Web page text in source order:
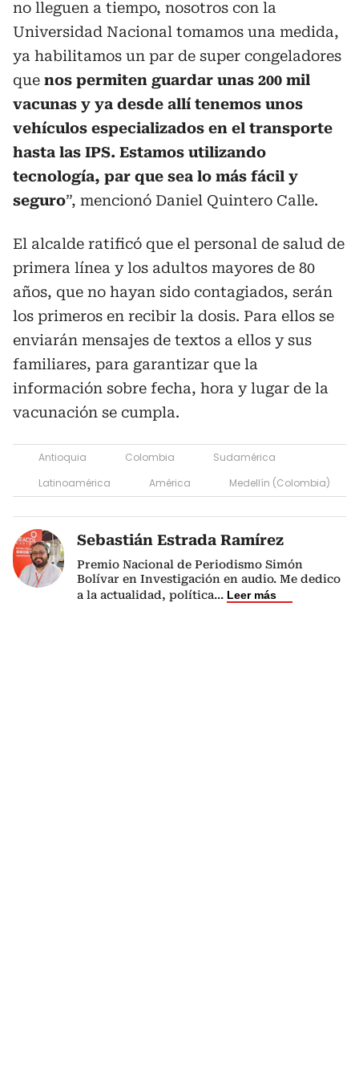
no lleguen a tiempo, nosotros con la
Universidad Nacional tomamos una medida,
ya habilitamos un par de super congeladores
que nos permiten guardar unas 200 mil
vacunas y ya desde allí tenemos unos
vehículos especializados en el transporte
hasta las IPS. Estamos utilizando
tecnología, par que sea lo más fácil y
seguro”, mencionó Daniel Quintero Calle.
El alcalde ratificó que el personal de salud de
primera línea y los adultos mayores de 80
años, que no hayan sido contagiados, serán
los primeros en recibir la dosis. Para ellos se
enviarán mensajes de textos a ellos y sus
familiares, para garantizar que la
información sobre fecha, hora y lugar de la
vacunación se cumpla.
Antioquia Colombia
Sudamérica
Latinoamérica
América Medellín (Colombia)
Sebastián Estrada Ramírez
Premio Nacional de Periodismo Simón
Bolívar en Investigación en audio. Me dedico
a la actualidad, política... Leer más